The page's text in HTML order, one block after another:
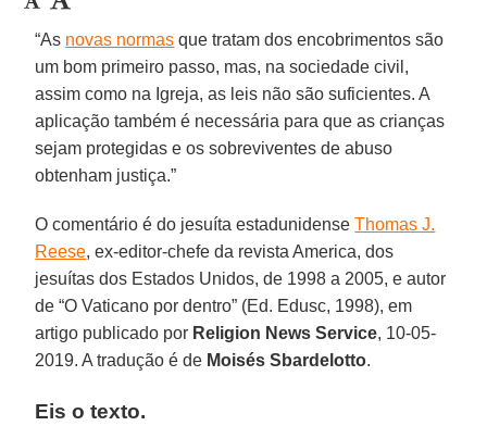
“As novas normas que tratam dos encobrimentos são
um bom primeiro passo, mas, na sociedade civil,
assim como na Igreja, as leis não são suficientes. A
aplicação também é necessária para que as crianças
sejam protegidas e os sobreviventes de abuso
obtenham justiça.”
O comentário é do jesuíta estadunidenseThomas J.
Reese, ex-editor-chefe da revista America, dos
jesuítas dos Estados Unidos, de 1998 a 2005, e autor
de “O Vaticano por dentro” (Ed. Edusc, 1998), em
artigo publicado por Religion News Service, 10-05-
2019. A tradução é de Moisés Sbardelotto.
Eis o texto.